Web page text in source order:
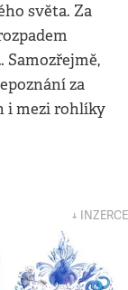
světa. Za
Samozřejmě,
za
i mezi rohlíky
↓ INZERCE